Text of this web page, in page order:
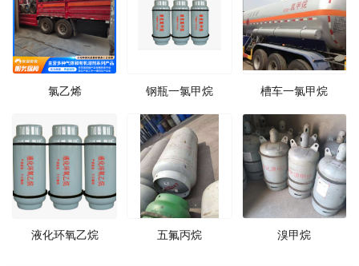
氯乙烯 钢瓶一氯甲烷 槽车一氯甲烷
液化环氧乙烷 五氟丙烷 溴甲烷